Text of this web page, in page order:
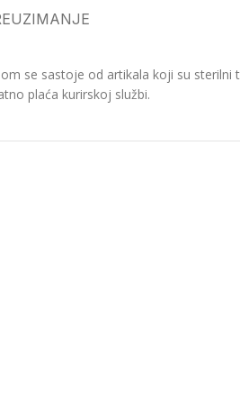
se sastoje od artikala koji su sterilni
plaća kurirskoj službi.